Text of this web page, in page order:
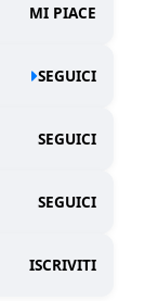
MI PIACE
SEGUICI
SEGUICI
SEGUICI
ISCRIVITI